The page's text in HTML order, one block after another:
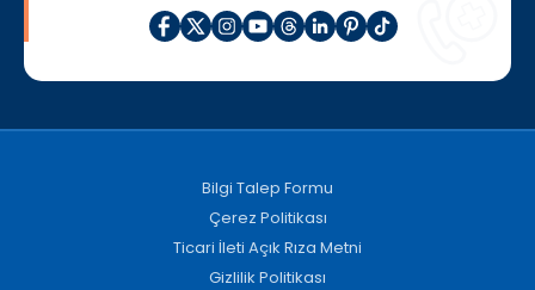
Bilgi Talep Formu
Çerez Politikası
Ticari İleti Açık Rıza Metni
Gizlilik Politikası